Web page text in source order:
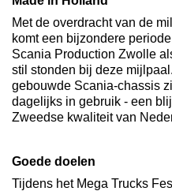
Met de overdracht van de
komt een bijzondere
Scania Production Zwolle
stil stonden bij deze
gebouwde Scania-chassis
dagelijks in gebruik - een
Zweedse kwaliteit van
Goede doelen
Tijdens het Mega Trucks